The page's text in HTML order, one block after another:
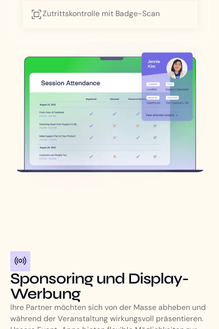
Zutrittskontrolle mit Badge-Scan
Sponsoring und Display-
Werbung
Ihre Partner möchten sich von der Masse abheben und
während der Veranstaltung wirkungsvoll präsentieren.